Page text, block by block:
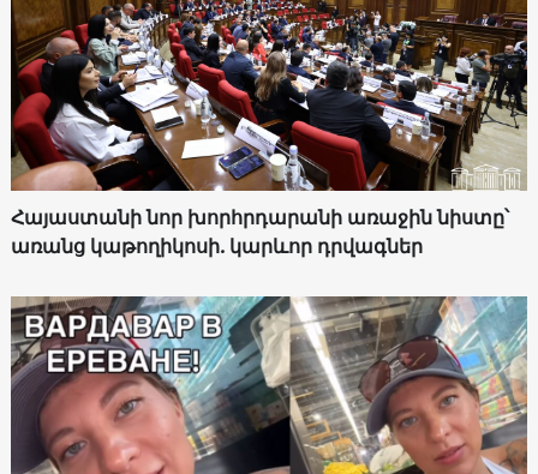
Հայաստանի նոր խորհրդարանի առաջին նիստը՝
առանց կաթողիկոսի. կարևոր դրվագներ